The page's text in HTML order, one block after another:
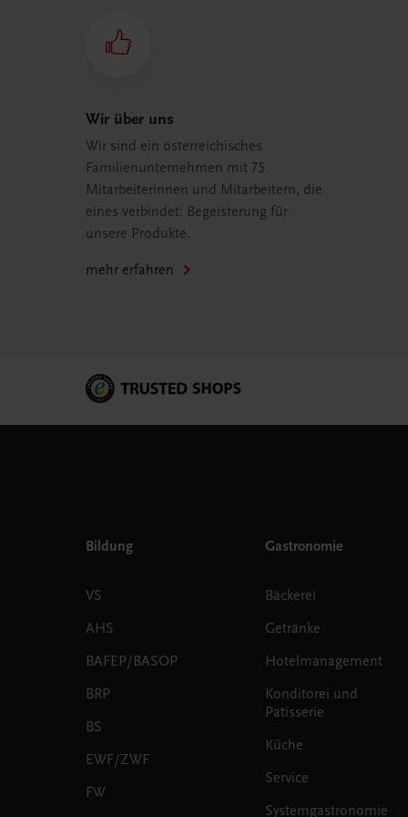
Wir über uns
Wir sind ein österreichisches
Familienunternehmen mit 75
Mitarbeiterinnen und Mitarbeitern, die
eines verbindet: Begeisterung für
unsere Produkte.
mehr erfahren
Bildung
VS
AHS
BAFEP/BASOP
BRP
BS
EWF/ZWF
FW
Gastronomie
Bäckerei
Getränke
Hotelmanagement
Konditorei und
Patisserie
Küche
Service
Systemgastronomie